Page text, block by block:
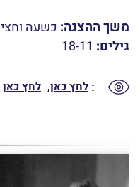
משך ההצגה: כשעה וחצי
גילים: 18-11
: לחץ כאן לחץ כאן